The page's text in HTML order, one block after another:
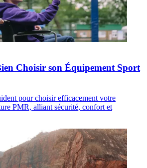
Choisir son Équipement Sport
pour choisir efficacement votre
PMR, alliant sécurité, confort et